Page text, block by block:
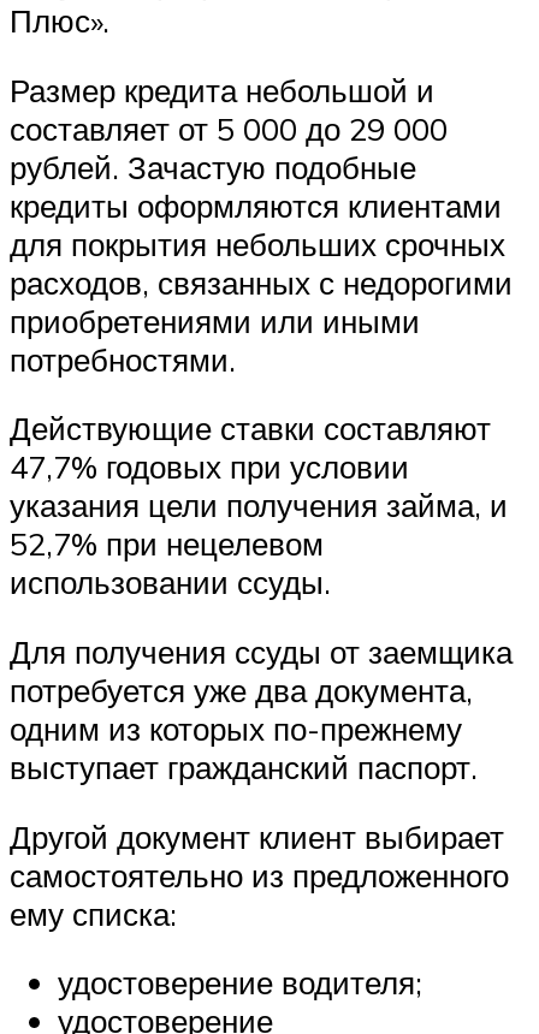
Плюс».
Размер кредита небольшой и
составляет от 5 000 до 29 000
рублей. Зачастую подобные
кредиты оформляются клиентами
для покрытия небольших срочных
расходов, связанных с недорогими
приобретениями или иными
потребностями.
Действующие ставки составляют
47,7% годовых при условии
указания цели получения займа, и
52,7% при нецелевом
использовании ссуды.
Для получения ссуды от заемщика
потребуется уже два документа,
одним из которых по-прежнему
выступает гражданский паспорт.
Другой документ клиент выбирает
самостоятельно из предложенного
ему списка:
удостоверение водителя;
удостоверение